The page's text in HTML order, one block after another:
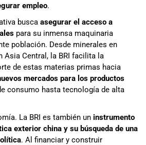
empleo.
busca asegurar el acceso a
para su inmensa maquinaria
población. Desde minerales en
Asia Central, la BRI facilita la
de estas materias primas hacia
mercados para los productos
consumo hasta tecnología de alta
La BRI es también un instrumento
exterior china y su búsqueda de una
. Al financiar y construir